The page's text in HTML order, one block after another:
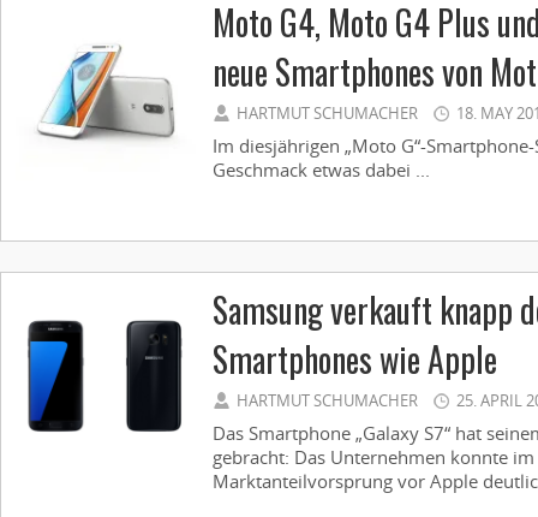
Moto G4, Moto G4 Plus
neue Smartphones von
HARTMUT SCHUMACHER 18. MAY
Im diesjährigen „Moto G“-
Geschmack etwas dabei ...
Samsung verkauft knapp
Smartphones wie Apple
HARTMUT SCHUMACHER 25. APRIL
Das Smartphone „Galaxy S7“ hat
gebracht: Das Unternehmen konnte
Marktanteilvorsprung vor Apple